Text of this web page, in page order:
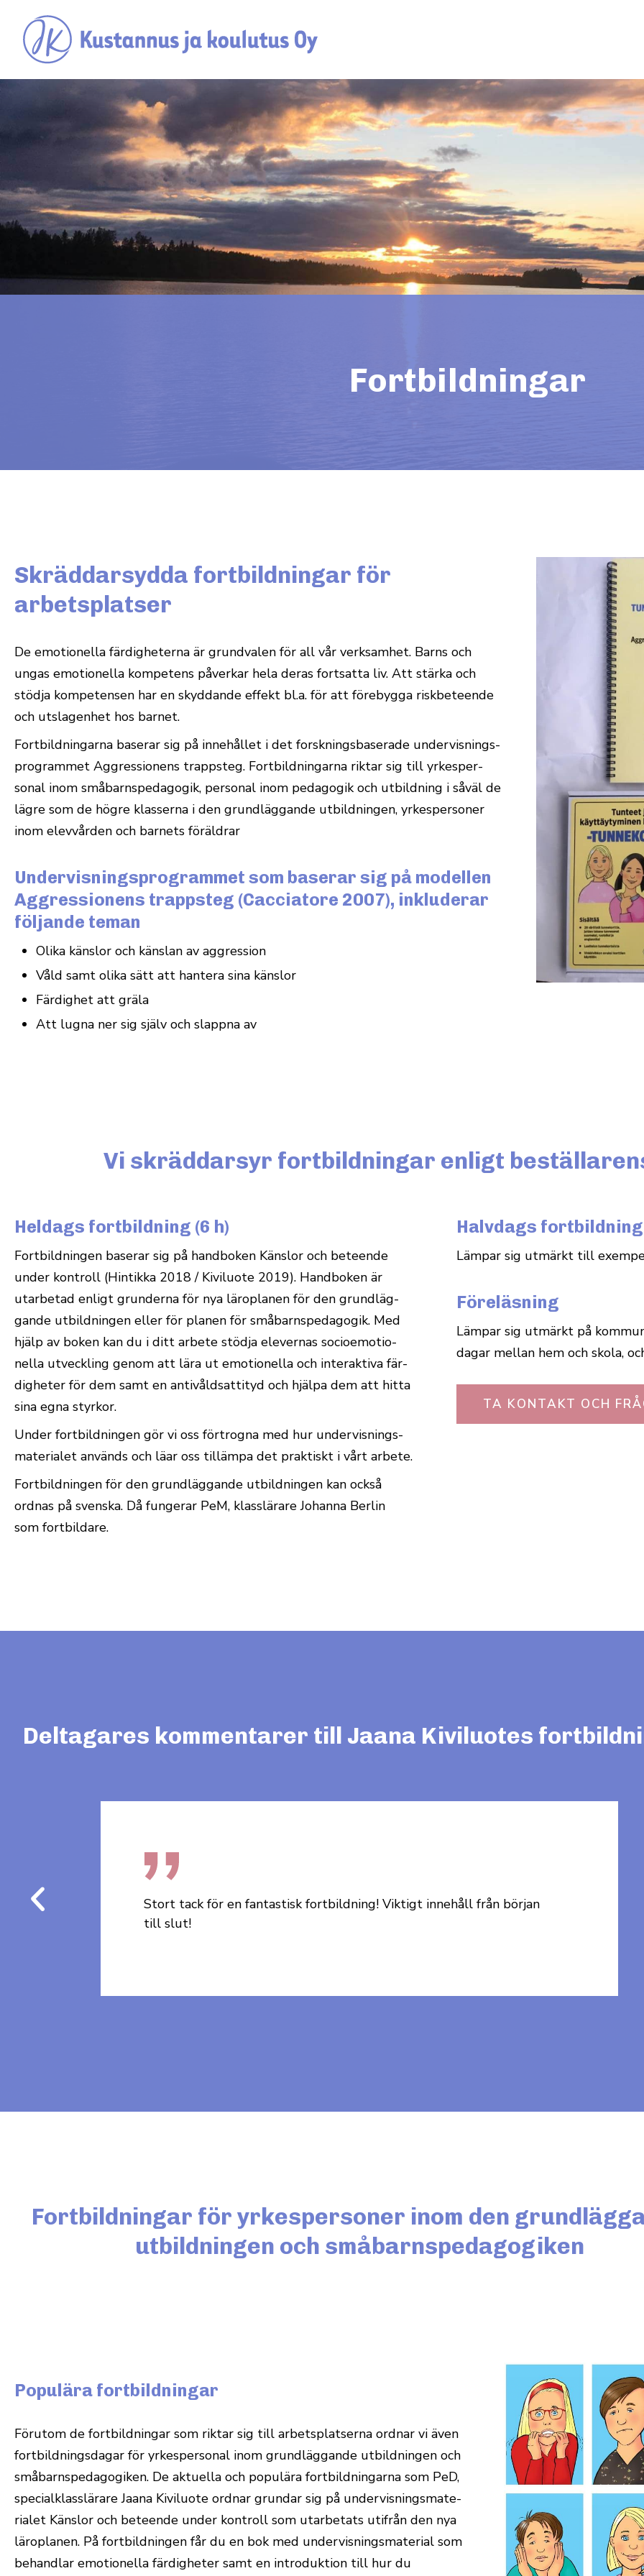
Fortbildningar
Skräddarsydda fortbildningar för
arbetsplatser
De emo­tio­nella fär­dig­he­terna är grund­valen för all vår verk­samhet. Barns och
ungas emo­tio­nella kom­petens påverkar hela deras fort­satta liv. Att stärka och
stödja kom­pe­tensen har en skyd­dande effekt bl.a. för att före­bygga risk­be­teende
och utsla­genhet hos barnet.
Fort­bild­ningarna baserar sig på inne­hållet i det forsk­nings­ba­serade under­vis­nings­
pro­grammet Aggres­sionens trappsteg. Fort­bild­ningarna riktar sig till yrkes­per­
sonal inom små­barnspe­da­gogik, per­sonal inom peda­gogik och utbildning i såväl de
lägre som de högre klas­serna i den grund­läg­gande utbild­ningen, yrkes­per­soner
inom elev­vården och barnets föräldrar
Undervisningsprogrammet som baserar sig på modellen
Aggressionens trappsteg (Cacciatore 2007), inkluderar
följande teman
Olika känslor och känslan av aggression
Våld samt olika sätt att hantera sina känslor
Fär­dighet att gräla
Att lugna ner sig själv och slappna av
Vi skräddarsyr fortbildningar enligt
Heldags fortbildning (6 h)
Fort­bild­ningen baserar sig på hand­boken Känslor och beteende
under kon­troll (Hin­tikka 2018 / Kivi­luote 2019). Hand­boken är
utar­betad enligt grun­derna för nya läro­planen för den grund­läg­
gande utbild­ningen eller för planen för små­barnspe­da­gogik. Med
hjälp av boken kan du i ditt arbete stödja ele­vernas socio­e­mo­tio­
nella utveckling genom att lära ut emo­tio­nella och inter­aktiva fär­
dig­heter för dem samt en anti­våld­sat­tityd och hjälpa dem att hitta
sina egna styrkor.
Under fort­bild­ningen gör vi oss för­trogna med hur under­vis­nings­
ma­te­rialet används och läar oss tillämpa det prak­tiskt i vårt arbete.
Fort­bild­ningen för den grund­läg­gande utbild­ningen kan också
ordnas på svenska. Då fun­gerar PeM, klass­lärare Johanna Berlin
som fortbildare.
Halvdags fortbildning
Lämpar sig utmärkt till
Föreläsning
Lämpar sig utmärkt på
dagar mellan hem och skola,
TA KONTAKT OCH
Deltagares kommentarer till Jaana Kiviluotes
Tack så mycket för en givande fort­bildning. Det var så trevligt att lyssna
på dig.
Fortbildningar för yrkespersoner inom den
utbildningen och småbarnspedagogiken
Populära fortbildningar
Förutom de fort­bild­ningar som riktar sig till arbets­plat­serna ordnar vi även
fort­bild­nings­dagar för yrkes­per­sonal inom grund­läg­gande utbild­ningen och
små­barnspe­da­go­giken. De aktuella och populära fort­bild­ningarna som PeD,
spe­ci­al­klass­lärare Jaana Kivi­luote ordnar grundar sig på under­vis­nings­ma­te­
rialet Känslor och beteende under kon­troll som utar­betats utifrån den nya
läro­planen. På fort­bild­ningen får du en bok med under­vis­nings­ma­terial som
behandlar emo­tio­nella fär­dig­heter samt en intro­duktion till hur du